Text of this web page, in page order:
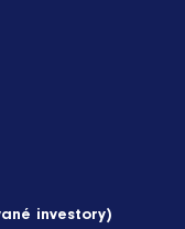
investory)